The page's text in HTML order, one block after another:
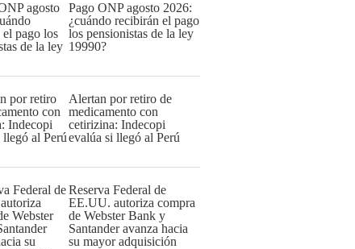
Pago ONP agosto 2026:
¿cuándo recibirán el pago
los pensionistas de la ley
19990?
Alertan por retiro de
medicamento con
cetirizina: Indecopi
evalúa si llegó al Perú
Reserva Federal de
EE.UU. autoriza compra
de Webster Bank y
Santander avanza hacia
su mayor adquisición